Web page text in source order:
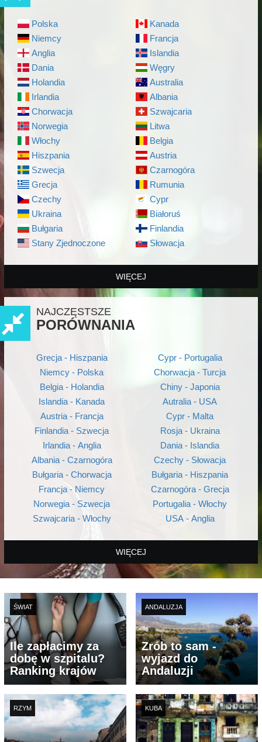
Polska
Niemcy
Anglia
Dania
Holandia
Irlandia
Chorwacja
Norwegia
Włochy
Hiszpania
Szwecja
Grecja
Czechy
Ukraina
Bułgaria
Stany Zjednoczone
Kanada
Francja
Islandia
Węgry
Australia
Albania
Szwajcaria
Litwa
Belgia
Austria
Czarnogóra
Rumunia
Cypr
Białoruś
Finlandia
Słowacja
WIĘCEJ
NAJCZĘSTSZE
PORÓWNANIA
Grecja - Hiszpania
Niemcy - Polska
Belgia - Holandia
Islandia - Kanada
Austria - Francja
Finlandia - Szwecja
Irlandia - Anglia
Albania - Czarnogóra
Bułgaria - Chorwacja
Francja - Niemcy
Norwegia - Szwecja
Szwajcaria - Włochy
Cypr - Portugalia
Chorwacja - Turcja
Chiny - Japonia
Autralia - USA
Cypr - Malta
Rosja - Ukraina
Dania - Islandia
Czechy - Słowacja
Bułgaria - Hiszpania
Czarnogóra - Grecja
Portugalia - Włochy
USA - Anglia
WIĘCEJ
ŚWIAT
Ile zapłacimy za
dobę w szpitalu?
Ranking krajów
ANDALUZJA
Zrób to sam -
wyjazd do
Andaluzji
RZYM KUBA